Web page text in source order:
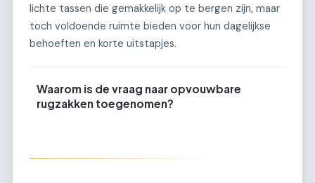
lichte tassen die gemakkelijk op te bergen zijn, maar
toch voldoende ruimte bieden voor hun dagelijkse
behoeften en korte uitstapjes.
Waarom is de vraag naar opvouwbare
rugzakken toegenomen?